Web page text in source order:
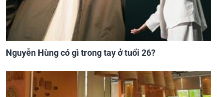
Nguyễn Hùng có gì trong tay ở tuổi 26?